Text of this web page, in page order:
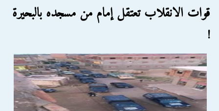
قوات الانقلاب تعتقل إمام من مسجده بالبحيرة
!